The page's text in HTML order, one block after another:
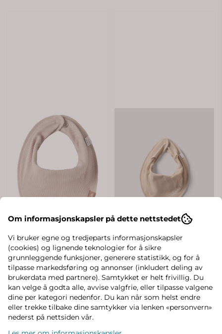
Om informasjonskapsler på dette nettstedet
Vi bruker egne og tredjeparts informasjonskapsler
(cookies) og lignende teknologier for å sikre
grunnleggende funksjoner, generere statistikk, og for å
tilpasse markedsføring og annonser (inkludert deling av
brukerdata med partnere). Samtykket er helt frivillig. Du
kan velge å godta alle, avvise valgfrie, eller tilpasse valgene
dine per kategori nedenfor. Du kan når som helst endre
eller trekke tilbake dine samtykker via lenken «personvern»
nederst på nettsiden vår.